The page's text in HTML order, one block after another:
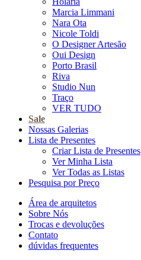
Marcia Limmani
Nara Ota
Nicole Toldi
O Designer Artesão
Oui Design
Porto Brasil
Riva
Studio Nun
Traço
VER TUDO
Sale
Nossas Galerias
Lista de Presentes
Criar Lista de Presentes
Ver Minha Lista
Ver Todas as Listas
Pesquisa por Preço
Área de arquitetos
Sobre Nós
Trocas e devoluções
Contato
dúvidas frequentes